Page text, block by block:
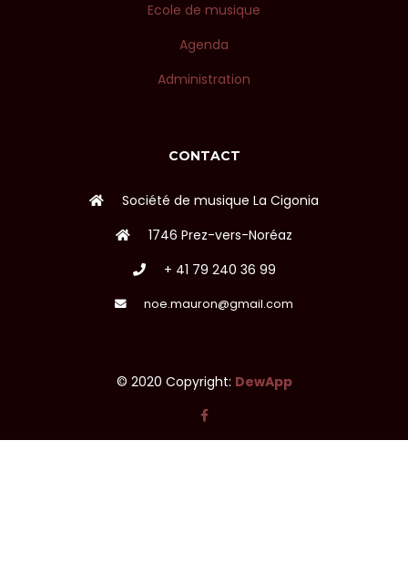
Ecole de musique
Agenda
Administration
CONTACT
Société de musique La Cigonia
1746 Prez-vers-Noréaz
+ 41 79 240 36 99
noe.mauron@gmail.com
© 2020 Copyright: DewApp